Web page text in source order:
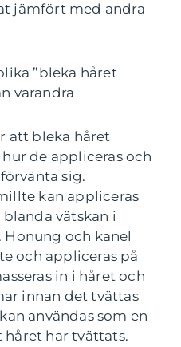
jämfört med andra
”bleka håret
varandra
att bleka håret
de appliceras och
sig.
kan appliceras
vätskan i
och kanel
och appliceras på
in i håret och
innan det tvättas
användas som en
har tvättats.